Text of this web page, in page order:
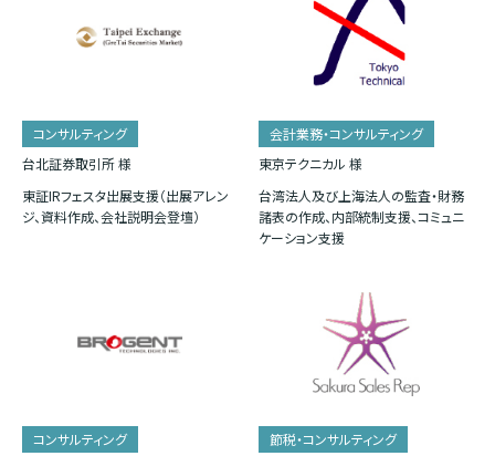
コンサルティング
台北証券取引所 様
東証IRフェスタ出展支援（出展アレン
ジ、資料作成、会社説明会登壇）
会計業務・コンサルティング
東京テクニカル 様
台湾法人及び上海法人の監査・財務
諸表の作成、内部統制支援、コミュニ
ケーション支援
コンサルティング
節税・コンサルティング